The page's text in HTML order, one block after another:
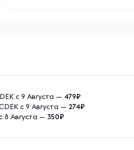
с 9 Августа —479₽
с 9 Августа —274₽
8 Августа —350₽